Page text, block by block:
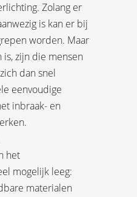
Zolang er
is kan er bij
worden. Maar
is, zijn die mensen
dan snel
eenvoudige
inbraak- en
het
mogelijk leeg:
materialen